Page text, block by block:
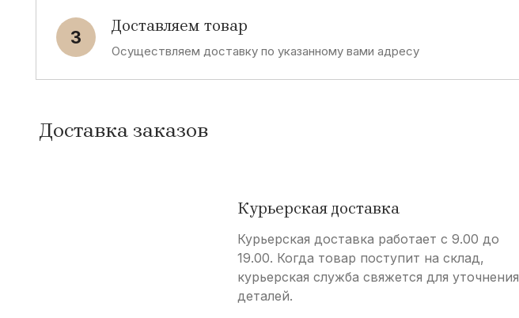
3
Доставляем товар
Осуществляем доставку по указанному вами адресу
Доставка заказов
Курьерская доставка
Курьерская доставка работает с 9.00 до
19.00. Когда товар поступит на склад,
курьерская служба свяжется для уточнения
деталей.